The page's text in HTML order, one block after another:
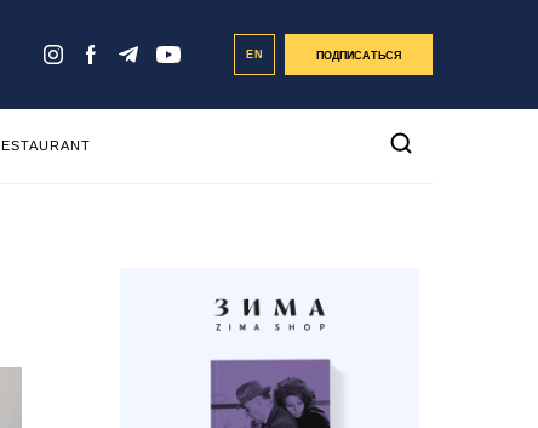
EN ПОДПИСАТЬСЯ